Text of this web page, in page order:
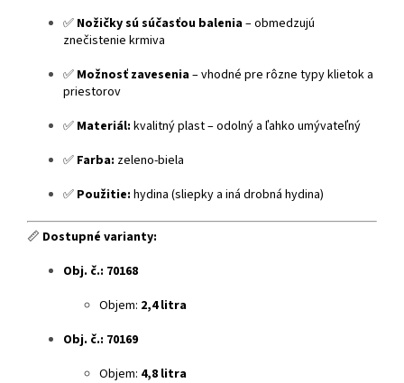
✅ Nožičky sú súčasťou balenia– obmedzujú
znečistenie krmiva
✅ Možnosť zavesenia– vhodné pre rôzne typy klietok a
priestorov
✅ Materiál: kvalitný plast – odolný a ľahko umývateľný
✅ Farba: zeleno-biela
✅ Použitie: hydina (sliepky a iná drobná hydina)
📏 Dostupné varianty:
Obj. č.: 70168
Objem: 2,4 litra
Obj. č.: 70169
Objem: 4,8 litra